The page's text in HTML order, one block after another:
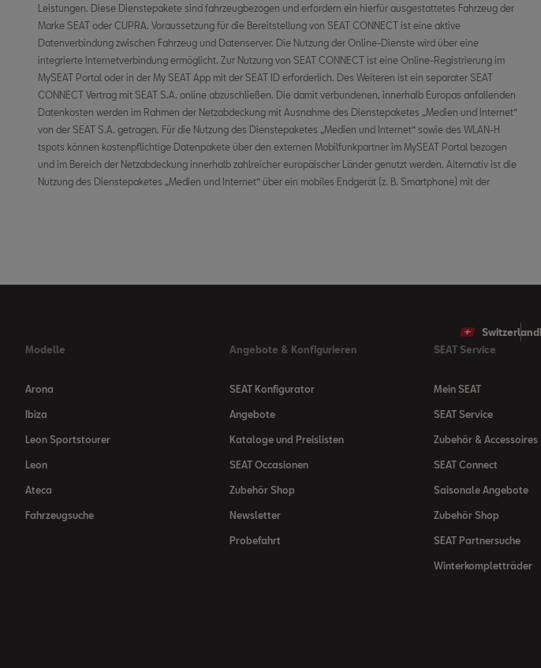
Leistungen. Diese Dienstepakete sind fahrzeugbezogen und erfordern ein hierfür ausgestattetes Fahrzeug der
Marke SEAT oder CUPRA. Voraussetzung für die Bereitstellung von SEAT CONNECT ist eine aktive
Datenverbindung zwischen Fahrzeug und Datenserver. Die Nutzung der Online-Dienste wird über eine
integrierte Internetverbindung ermöglicht. Zur Nutzung von SEAT CONNECT ist eine Online-Registrierung im
MySEAT Portal oder in der My SEAT App mit der SEAT ID erforderlich. Des Weiteren ist ein separater SEAT
CONNECT Vertrag mit SEAT S.A. online abzuschließen. Die damit verbundenen, innerhalb Europas anfallenden
Datenkosten werden im Rahmen der Netzabdeckung mit Ausnahme des Dienstepaketes „Medien und Internet“
von der SEAT S.A. getragen. Für die Nutzung des Dienstepaketes „Medien und Internet“ sowie des WLAN-H
tspots können kostenpflichtige Datenpakete über den externen Mobilfunkpartner im MySEAT Portal bezogen
und im Bereich der Netzabdeckung innerhalb zahlreicher europäischer Länder genutzt werden. Alternativ ist die
Nutzung des Dienstepaketes „Medien und Internet“ über ein mobiles Endgerät (z. B. Smartphone) mit der
Mobilfunkprovider und nur innerhalb der Abdeckung des jeweiligen Mobilfunknetzes verfügbar. Zur Nutzung der
kostenfreien My SEAT App wird ein Smartphone mit iOS- oder Android-Betriebssystem und eine SIM-Karte mit
Datenoption mit einem bestehenden oder separat abzuschließenden Mobilfunkvertrag zwischen dir und
deinem Mobilfunkprovider benötigt. Durch den Versand oder Empfang von Datenpaketen über das Internet
können Kosten, insbesondere im Ausland (z. B. Roaming-Gebühren), entstehen. Informationen z Mobilfunk-
Tarif-Bedingungen erhältst du bei deinem Mobilfunkanbieter. Die Verfügbarkeit von SEAT CONNECT kann
länderabhängig unterschiedlich ausfallen. Die Online-Dienste stehen für die jeweils vereinbarte
Vertragslaufzeit zur Verfügung und können während der Vertragslaufzeit inhaltlichen Änderungen unterliegen
bzw. eingestellt werden. Im Übrigen gelten die Allgemeinen Geschäftsbedingungen für die SEAT CONNECT
Switzerland
Modelle
Arona
Ibiza
Leon Sportstourer
Leon
Ateca
Fahrzeugsuche
Angebote & Konfigurieren
SEAT Konfigurator
Angebote
Kataloge und Preislisten
SEAT Occasionen
Zubehör Shop
Newsletter
Probefahrt
SEAT Service
Mein SEAT
SEAT Service
Zubehör & Accessoires
SEAT Connect
Saisonale Angebote
Zubehör Shop
SEAT Partnersuche
Winterkompletträder